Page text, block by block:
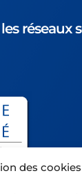
des cookies
réseaux